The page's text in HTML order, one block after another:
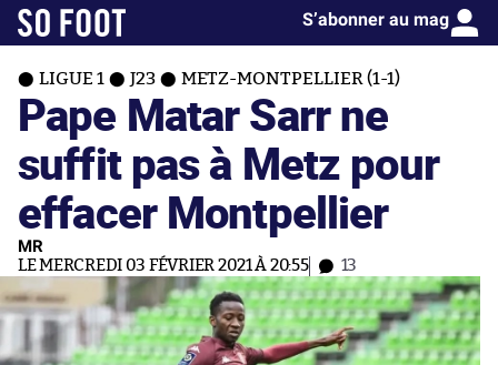
S’abonner au mag
LIGUE 1 J23 METZ-MONTPELLIER (1-1)
Pape Matar Sarr ne
suffit pas à Metz pour
effacer Montpellier
MR
LE MERCREDI 03 FÉVRIER 2021 À 20:55 13